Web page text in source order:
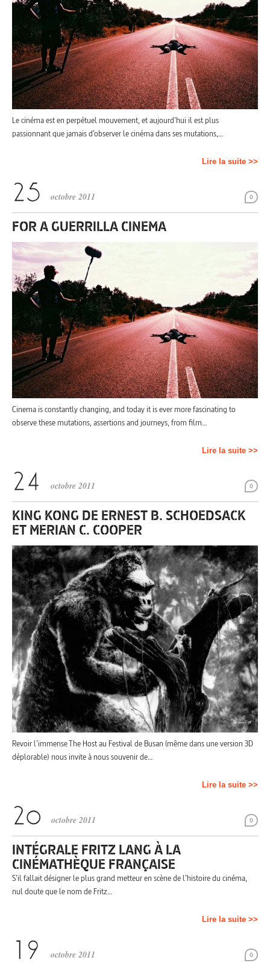
Le cinéma est en perpétuel mouvement, et aujourd’hui il est plus
passionnant que jamais d’observer le cinéma dans ses mutations,…
Lire la suite >>
0
octobre 2011
FOR A GUERRILLA CINEMA
Cinema is constantly changing, and today it is ever more fascinating to
observe these mutations, assertions and journeys, from film…
Lire la suite >>
0
octobre 2011
KING KONG DE ERNEST B. SCHOEDSACK
ET MERIAN C. COOPER
Revoir l’immense The Host au Festival de Busan (même dans une version 3D
déplorable) nous invite à nous souvenir de…
Lire la suite >>
0
octobre 2011
INTÉGRALE FRITZ LANG À LA
CINÉMATHÈQUE FRANÇAISE
S’il fallait désigner le plus grand metteur en scène de l’histoire du cinéma,
nul doute que le nom de Fritz…
Lire la suite >>
0
octobre 2011